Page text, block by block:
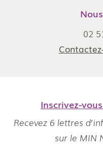
02
Inscrivez-
Recevez 6 lettres
sur le MIN